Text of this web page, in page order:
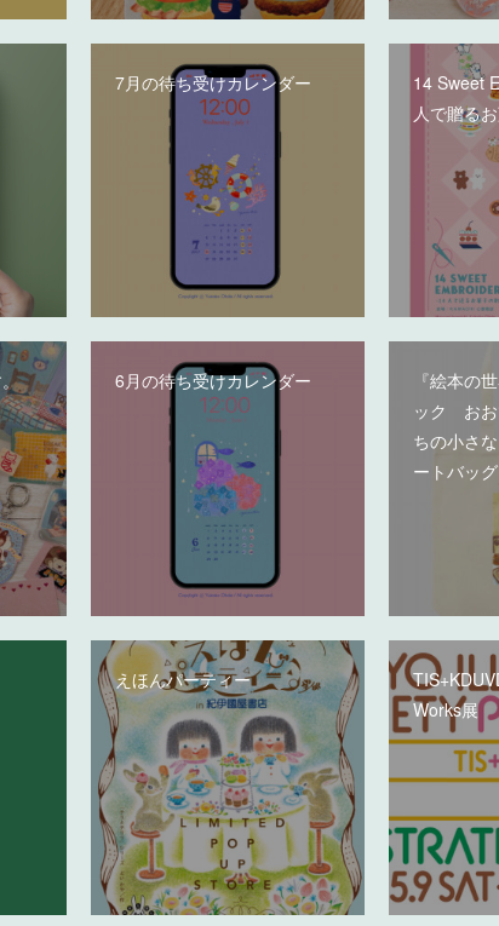
7月の待ち受けカレンダー
14 Sweet
人で贈る
6月の待ち受けカレンダー
『絵本の
ック お
ちの小さ
ートバッグ
えほんパーティー
Works展